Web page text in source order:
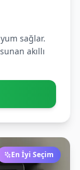
sağlar.
akıllı
En İyi Seçim